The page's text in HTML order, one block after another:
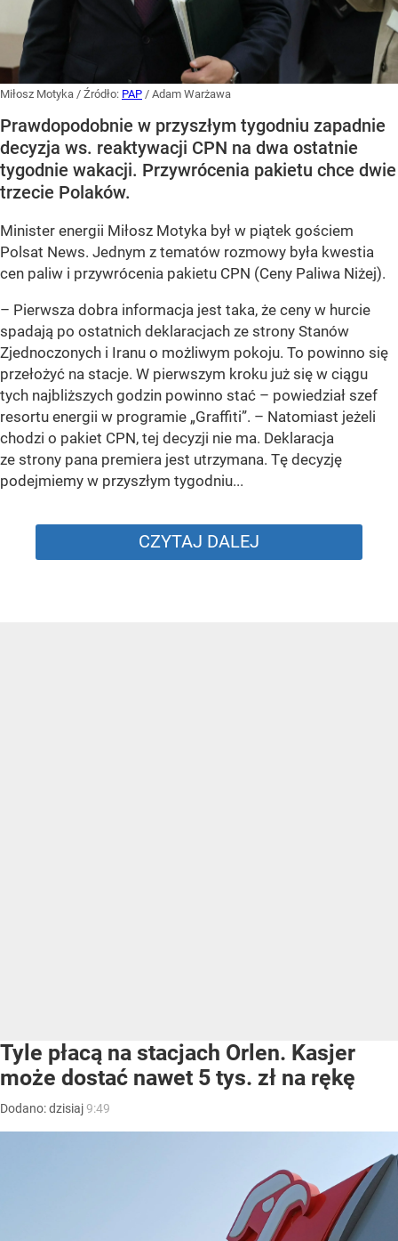
Miłosz Motyka / Źródło: PAP / Adam Warżawa
Prawdopodobnie w przyszłym tygodniu zapadnie
decyzja ws. reaktywacji CPN na dwa ostatnie
tygodnie wakacji. Przywrócenia pakietu chce dwie
trzecie Polaków.
Minister energii Miłosz Motyka był w piątek gościem
Polsat News. Jednym z tematów rozmowy była kwestia
cen paliw i przywrócenia pakietu CPN (Ceny Paliwa Niżej).
– Pierwsza dobra informacja jest taka, że ceny w hurcie
spadają po ostatnich deklaracjach ze strony Stanów
Zjednoczonych i Iranu o możliwym pokoju. To powinno się
przełożyć na stacje. W pierwszym kroku już się w ciągu
tych najbliższych godzin powinno stać – powiedział szef
resortu energii w programie „Graffiti”. – Natomiast jeżeli
chodzi o pakiet CPN, tej decyzji nie ma. Deklaracja
ze strony pana premiera jest utrzymana. Tę decyzję
podejmiemy w przyszłym tygodniu...
CZYTAJ DALEJ
Tyle płacą na stacjach Orlen. Kasjer
może dostać nawet 5 tys. zł na rękę
Dodano:dzisiaj9:49